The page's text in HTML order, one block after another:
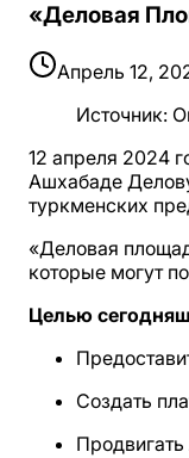
«Деловая
Апрель 12,
Источник:
12 апреля 2024
Ашхабаде
туркменских
«Деловая
которые могут
Целью
Создать